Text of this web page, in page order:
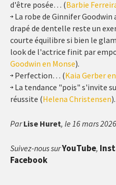
d'être posée… (Barbie
La robe de Ginnifer
drapé de dentelle reste un
courte équilibre si bien le
look de l'actrice finit par
Goodwin en Monse).
Perfection… (Kaia Gerber
La tendance "pois" s'invite
réussite (Helena Christensen).
ParLise Huret, le 16 mars 2026
Suivez-nous surYouTube,
Facebook